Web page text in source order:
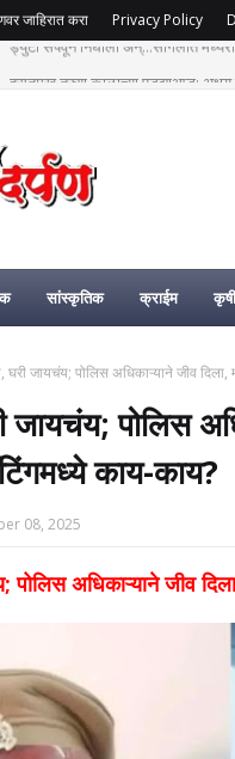
जाहिरात करा Privacy Policy
हसतमुख तरुण काळाच्या पडद्याआड: अक्षय
सांस्कृतिक क्राईम कृषी
घरी जायचंय; पोलिस अधिकाऱ्याने जीव
जायचंय; पोलिस
काय-काय?
08, 2025
पोलिस अधिकाऱ्याने जीव